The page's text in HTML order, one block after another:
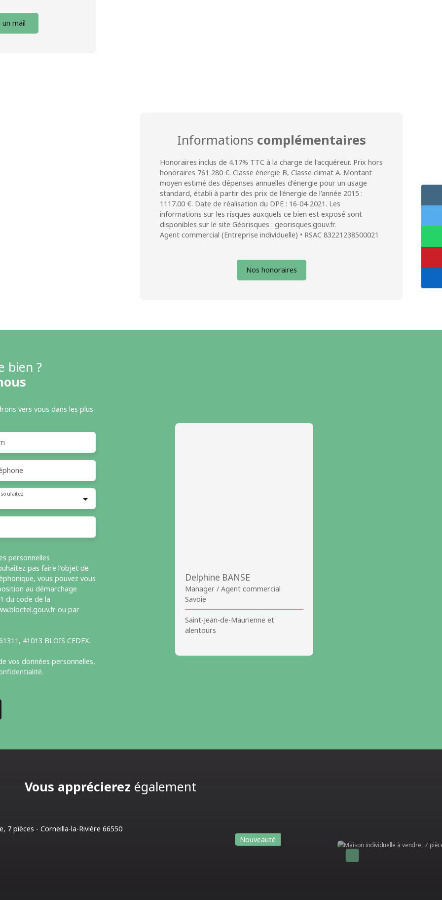
un mail
Informations complémentaires
Honoraires inclus de 4.17% TTC à la charge de l'acquéreur. Prix hors
honoraires 761 280 €. Classe énergie B, Classe climat A. Montant
moyen estimé des dépenses annuelles d'énergie pour un usage
standard, établi à partir des prix de l'énergie de l'année 2015 :
1117.00 €. Date de réalisation du DPE : 16-04-2021. Les
informations sur les risques auxquels ce bien est exposé sont
disponibles sur le site Géorisques : georisques.gouv.fr.
Agent commercial (Entreprise individuelle) • RSAC 83221238500021
Nos honoraires
bien ?
vers vous dans les plus
souhaitez
personnelles
pas faire l'objet de
vous pouvez vous
au démarchage
du code de la
ou par
41013 BLOIS CEDEX.
vos données personnelles,
.
Delphine BANSE
Manager / Agent commercial
Savoie
Saint-Jean-de-Maurienne et
alentours
Vous apprécierez également